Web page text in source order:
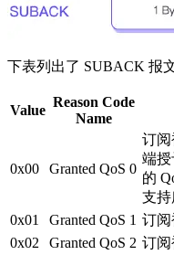
下表列出了 SUBACK 报
Value
Reason Code
Name
0x00 Granted QoS 0
订阅
端授
的
支持
0x01
Granted QoS 1 订阅
0x02
Granted QoS 2 订阅